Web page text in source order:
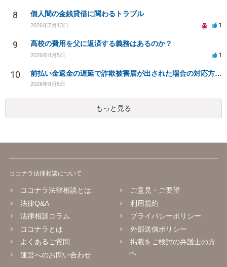
8 個人間の金銭貸借に関わるトラブル
2026年7月13日 1
9 高校の費用を父に返済する義務はあるのか？
2026年8月5日 1
10 前払い金返金の遅延で詐欺被害届が出された場合の対応方法は？
2026年8月5日
もっと見る
ココナラ法律相談について
ココナラ法律相談とは
法律Q&A
法律相談コラム
ココナラとは
よくあるご質問
運営へのお問い合わせ
ご意見・ご要望
利用規約
プライバシーポリシー
外部送信ポリシー
掲載をご検討の弁護士の方
へ